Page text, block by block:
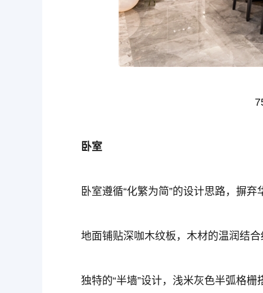
卧室
卧室遵循“化繁为简”的设计思路，摒
地面铺贴深咖木纹板，木材的温润结
独特的“半墙”设计， 浅米灰色半弧格栅